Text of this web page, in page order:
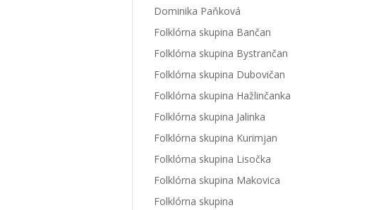
Dominika Paňková
Folklórna skupina Bančan
Folklórna skupina Bystrančan
Folklórna skupina Dubovičan
Folklórna skupina Hažlinčanka
Folklórna skupina Jalinka
Folklórna skupina Kurimjan
Folklórna skupina Lisočka
Folklórna skupina Makovica
Folklórna skupina